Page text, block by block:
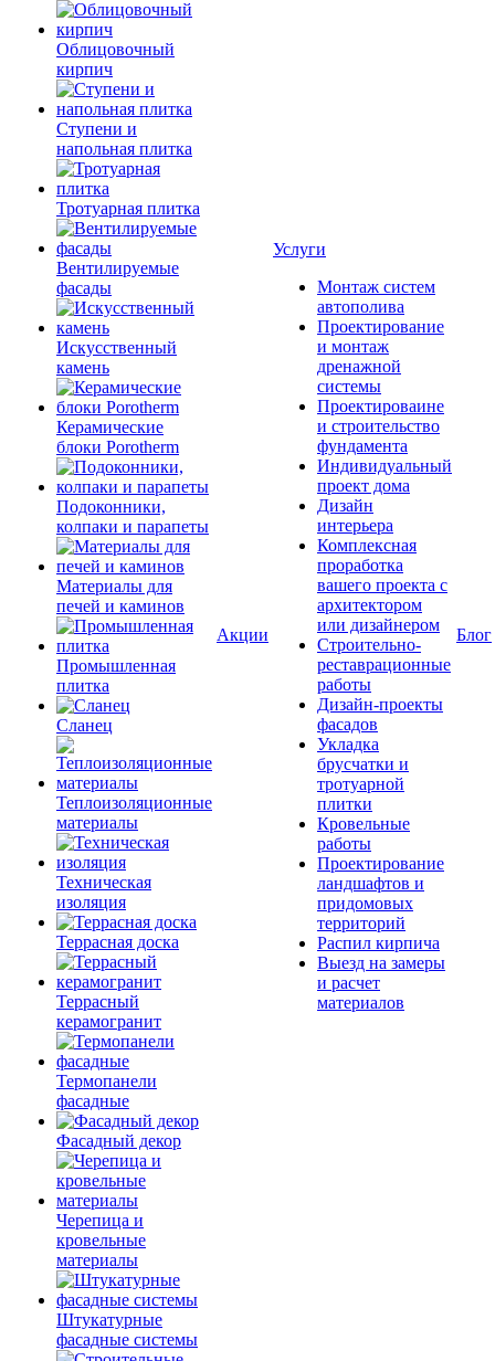
Облицовочный
кирпич
Ступени и
напольная плитка
Тротуарная плитка
Вентилируемые
фасады
Искусственный
камень
Керамические
блоки Porotherm
Подоконники,
колпаки и парапеты
Материалы для
печей и каминов
Промышленная
плитка
Сланец
Теплоизоляционные
материалы
Техническая
изоляция
Террасная доска
Террасный
керамогранит
Термопанели
фасадные
Фасадный декор
Черепица и
кровельные
материалы
Штукатурные
фасадные системы
Акции
Услуги
Монтаж систем
автополива
Проектирование
и монтаж
дренажной
системы
Проектироваине
и строительство
фундамента
Индивидуальный
проект дома
Дизайн
интерьера
Комплексная
проработка
вашего проекта с
архитектором
или дизайнером
Строительно-
реставрационные
работы
Дизайн-проекты
фасадов
Укладка
брусчатки и
тротуарной
плитки
Кровельные
работы
Проектирование
ландшафтов и
придомовых
территорий
Распил кирпича
Выезд на замеры
и расчет
материалов
Блог